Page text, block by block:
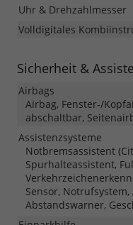
Uhr & Drehzahlmesser
Volldigitales
Sicherheit &
Airbags
Airbag, Fenster-/
abschaltbar,
Assistenzsysteme
Notbremsassistent
Spurhalteassistent,
Sensor,
Abstandswarner,